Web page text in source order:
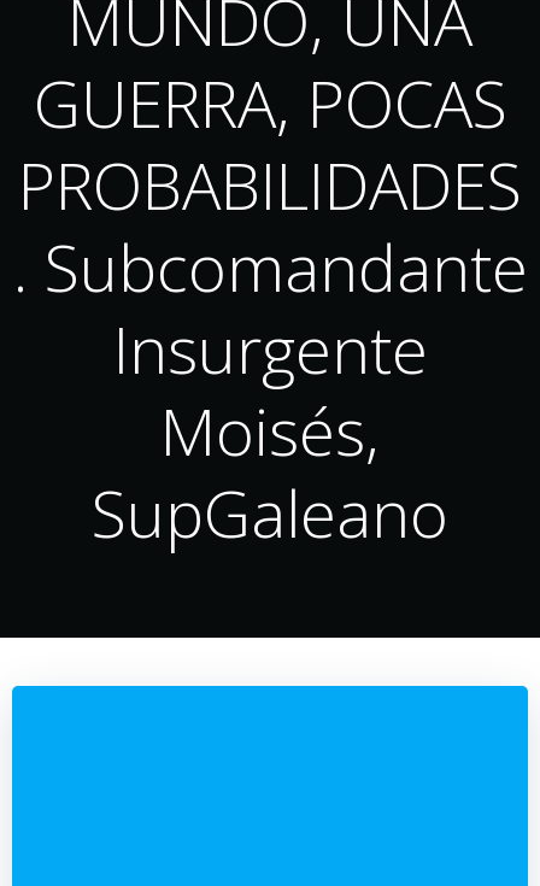
MUNDO, UNA
GUERRA, POCAS
PROBABILIDADES
. Subcomandante
Insurgente
Moisés,
SupGaleano